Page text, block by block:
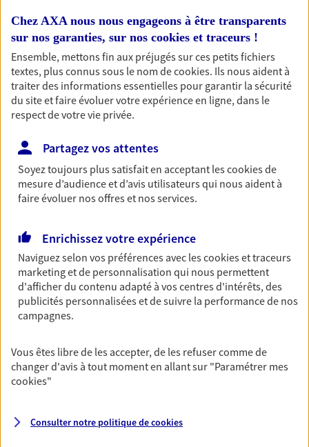
contrat Ma Maison assure votre sérénité en
protégeant ce qui vous tient à coeur.
Découvrir l'offre Habitation
OBTENIR UN TARIF EN LIGNE
Santé
Couvrez vos dépenses de santé ainsi que celles de
votre famille avec la complémentaire santé qui
vous ressemble.
NOUS CONTACTER
VOIR TOUTES NOS OFFRES
Chez AXA nous nous engageons à être transparents
sur nos garanties, sur nos cookies et traceurs !
Ensemble, mettons fin aux préjugés sur ces petits fichiers
textes, plus connus sous le nom decookies. Ils nous aident à
traiter des informations essentielles pour garantir la sécurité
du site et faire évoluer votre expérience en ligne, dans le
respect de votre vie privée.
Partagez vos attentes
Soyez toujours plus satisfait en acceptant lescookiesde
mesure d’audience et d’avis utilisateurs qui nous aident à
faire évoluer nos offres et nos services.
Enrichissez votre expérience
Naviguez selon vos préférences avec lescookies et traceurs
marketing et de personnalisation qui nous permettent
d'afficher du contenu adapté à vos centres d'intérêts, des
publicités personnalisées et de suivre la performance de nos
campagnes.
Vous êtes libre de les accepter, de les refuser comme de
changer d'avis à tout moment en allant sur "Paramétrer mes
cookies"
Consulter notre politique decookies